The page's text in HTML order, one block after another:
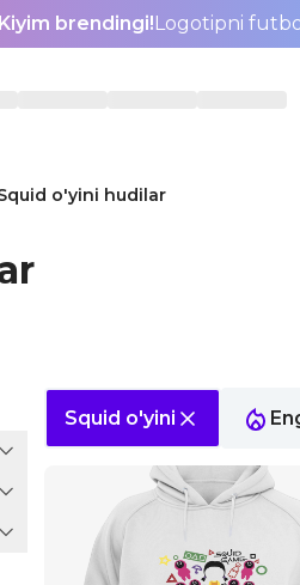
Kiyim brendingi!Logotipni
o'yini hudilar
Squid o'yini